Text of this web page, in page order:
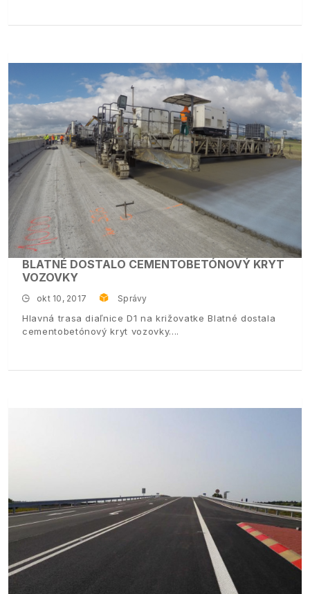
BLATNÉ DOSTALO CEMENTOBETÓNOVÝ KRYT
VOZOVKY
okt 10, 2017 Správy
Hlavná trasa diaľnice D1 na križovatke Blatné dostala
cementobetónový kryt vozovky.